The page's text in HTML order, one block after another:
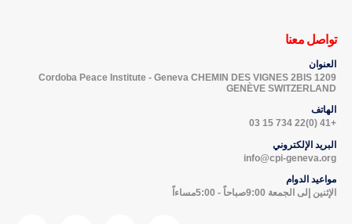
تواصل معنا
العنوان
Cordoba Peace Institute - Geneva CHEMIN DES VIGNES 2BIS 1209
GENÈVE SWITZERLAND
الهاتف
+41 (0)22 734 15 03
البريد الإلكتروني
info@cpi-geneva.org
مواعيد الدوام
الإثنين إلى الجمعة 9:00صباحاً - 5:00مساءاً